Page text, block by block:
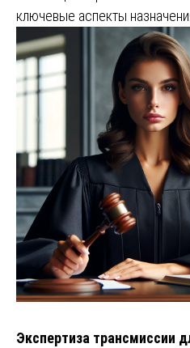
ключевые аспекты
Экспертиза трансмиссии